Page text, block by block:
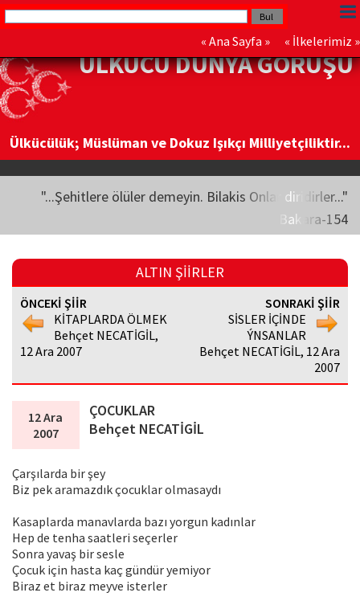
« Ana Sayfa » « İlkelerimiz »
ÜLKÜCÜ DÜNYA GÖRÜŞÜ
Ülkücülük; Müslüman ve Dokuz Işıkçı Milliyetçiliktir...
"...Şehitlere ölüler demeyin. Bilakis Onlar diridirler..."
Bakara-154
ALTIN ŞİİRLER
ÖNCEKİ ŞİİR
KİTAPLARDA ÖLMEK
Behçet NECATİGİL,
12 Ara 2007
SONRAKİ ŞİİR
SİSLER İÇİNDE
ÝNSANLAR
Behçet NECATİGİL, 12 Ara
2007
12 Ara
2007
ÇOCUKLAR
Behçet NECATİGİL
Çarşılarda bir şey
Biz pek aramazdık çocuklar olmasaydı
Kasaplarda manavlarda bazı yorgun kadınlar
Hep de tenha saatleri seçerler
Sonra yavaş bir sesle
Çocuk için hasta kaç gündür yemiyor
Biraz et biraz meyve isterler